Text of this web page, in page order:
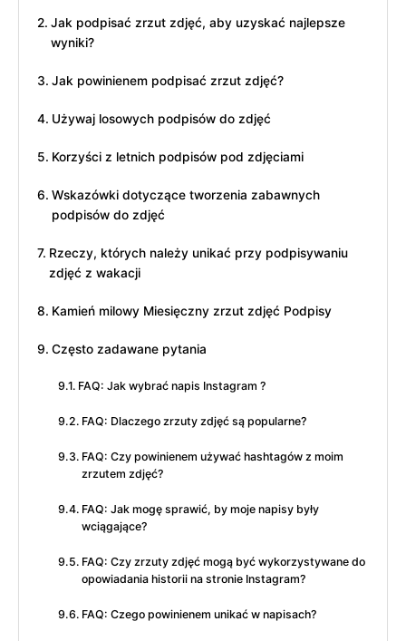
Jak podpisać zrzut zdjęć, aby uzyskać najlepsze
wyniki?
Jak powinienem podpisać zrzut zdjęć?
Używaj losowych podpisów do zdjęć
Korzyści z letnich podpisów pod zdjęciami
Wskazówki dotyczące tworzenia zabawnych
podpisów do zdjęć
Rzeczy, których należy unikać przy podpisywaniu
zdjęć z wakacji
Kamień milowy Miesięczny zrzut zdjęć Podpisy
Często zadawane pytania
FAQ: Jak wybrać napis Instagram ?
FAQ: Dlaczego zrzuty zdjęć są popularne?
FAQ: Czy powinienem używać hashtagów z moim
zrzutem zdjęć?
FAQ: Jak mogę sprawić, by moje napisy były
wciągające?
FAQ: Czy zrzuty zdjęć mogą być wykorzystywane do
opowiadania historii na stronie Instagram?
FAQ: Czego powinienem unikać w napisach?